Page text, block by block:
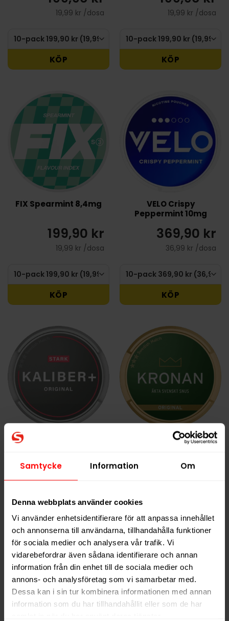
Samtycke Information Om
Denna webbplats använder cookies
Vi använder enhetsidentifierare för att anpassa innehållet
och annonserna till användarna, tillhandahålla funktioner
för sociala medier och analysera vår trafik. Vi
vidarebefordrar även sådana identifierare och annan
information från din enhet till de sociala medier och
annons- och analysföretag som vi samarbetar med.
Dessa kan i sin tur kombinera informationen med annan
information som du har tillhandahållit eller som de har
19,99 kr /dosa
KÖP
19,99 kr /dosa
KÖP
FIX Spearmint 8,4mg
199,90 kr
19,99 kr /dosa
KÖP
VELO Crispy
Peppermint 10mg
369,90 kr
36,99 kr /dosa
KÖP
Kaliber Plus+ Original
219,90 kr
21,99 kr /dosa
KÖP
Kronan Original
279,90 kr
KÖP
NYTT PRIS NYTT PRIS